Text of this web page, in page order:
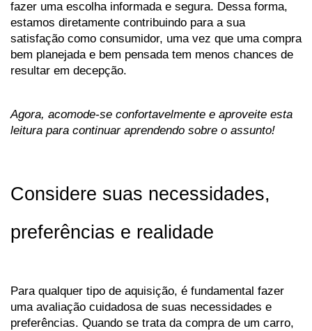
fazer uma escolha informada e segura. Dessa forma,
estamos diretamente contribuindo para a sua
satisfação como consumidor, uma vez que uma compra
bem planejada e bem pensada tem menos chances de
resultar em decepção.
Agora, acomode-se confortavelmente e aproveite esta
leitura para continuar aprendendo sobre o assunto!
Considere suas necessidades,
preferências e realidade
Para qualquer tipo de aquisição, é fundamental fazer
uma avaliação cuidadosa de suas necessidades e
preferências. Quando se trata da compra de um carro,